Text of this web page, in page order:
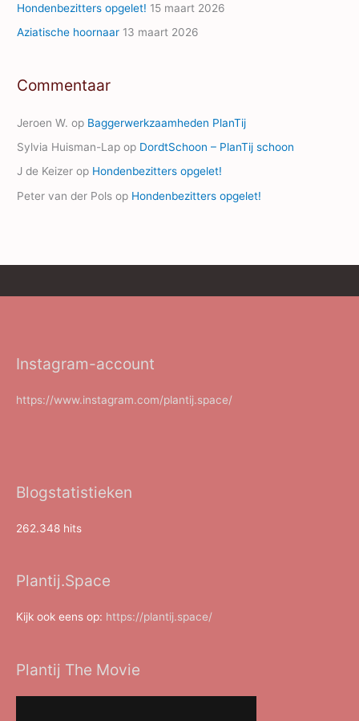
Hondenbezitters opgelet! 15 maart 2026
Aziatische hoornaar 13 maart 2026
Commentaar
Jeroen W. op Baggerwerkzaamheden PlanTij
Sylvia Huisman-Lap op DordtSchoon – PlanTij schoon
J de Keizer op Hondenbezitters opgelet!
Peter van der Pols op Hondenbezitters opgelet!
Instagram-account
https://www.instagram.com/plantij.space/
Blogstatistieken
262.348 hits
Plantij.Space
Kijk ook eens op: https://plantij.space/
Plantij The Movie